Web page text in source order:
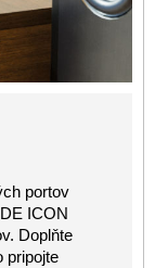
portov
ICON
Doplňte
pripojte